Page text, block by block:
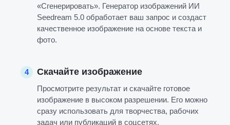
«Сгенерировать». Генератор изображений ИИ
Seedream 5.0 обработает ваш запрос и создаст
качественное изображение на основе текста и
фото.
4 Скачайте изображение
Просмотрите результат и скачайте готовое
изображение в высоком разрешении. Его можно
сразу использовать для творчества, рабочих
задач или публикаций в соцсетях.